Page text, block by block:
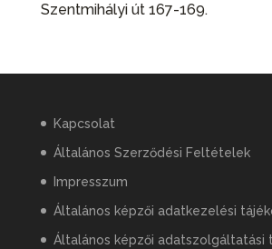
Szentmihályi út 167-169.
Kapcsolat
Általános Szerződési Feltételek
Impresszum
Általános képzői adatkezelési
Általános képzői adatszolgáltatási